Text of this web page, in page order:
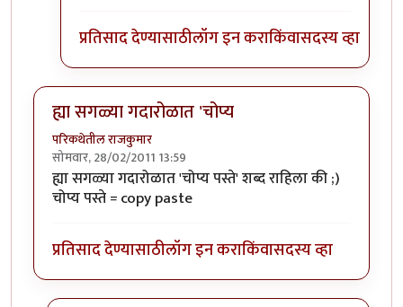
प्रतिसाद देण्यासाठीलॉग इन कराकिंवासदस्य व्हा
ह्या सगळ्या गदारोळात 'चोप्य
परिकथेतील राजकुमार
सोमवार, 28/02/2011 13:59
ह्या सगळ्या गदारोळात 'चोप्य पस्ते' शब्द राहिला की ;)
चोप्य पस्ते = copy paste
प्रतिसाद देण्यासाठीलॉग इन कराकिंवासदस्य व्हा